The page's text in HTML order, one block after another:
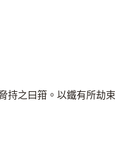
持之曰箝。以鐵有所劫